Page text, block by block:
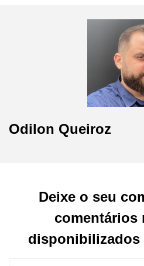
Odilon Queiroz
Deixe o seu
comentários
disponibilizados